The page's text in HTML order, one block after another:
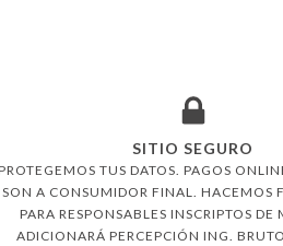
SITIO SEGURO
TUS DATOS. PAGOS
SON A CONSUMIDOR FINAL. HACEMOS
PARA RESPONSABLES INSCRIPTOS DE
ADICIONARÁ PERCEPCIÓN ING.